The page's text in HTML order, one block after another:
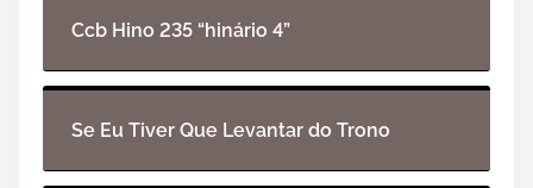
Ccb Hino 235 “hinário 4”
Se Eu Tiver Que Levantar do Trono